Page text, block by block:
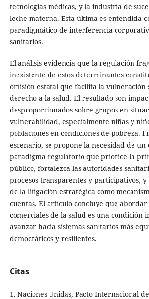
tecnologías médicas, y la industria de
leche materna. Esta última es entendida
paradigmático de interferencia
sanitarios.
El análisis evidencia que la regulación
inexistente de estos determinantes
omisión estatal que facilita la vulneración
derecho a la salud. El resultado son
desproporcionados sobre grupos en
vulnerabilidad, especialmente niñas y
poblaciones en condiciones de pobreza.
escenario, se propone la necesidad de un
paradigma regulatorio que priorice la
público, fortalezca las autoridades
procesos transparentes y participativos,
de la litigación estratégica como
cuentas. El artículo concluye que
comerciales de la salud es una condición
avanzar hacia sistemas sanitarios más
democráticos y resilientes.
Citas
1. Naciones Unidas, Pacto Internacional